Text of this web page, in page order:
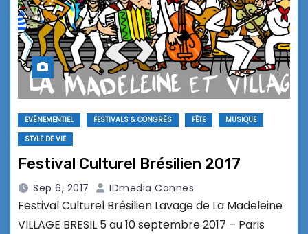
EVÉNEMENTIEL FESTIVALS & CONGRÈS FÊTE
MUSIQUE
STYLE DE VIE
Festival Culturel Brésilien 2017
Sep 6, 2017 IDmedia Cannes
Festival Culturel Brésilien Lavage de La Madeleine
VILLAGE BRESIL 5 au 10 septembre 2017 – Paris